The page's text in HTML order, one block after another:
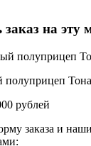
на эту
полуприцеп
рублей
заказа и